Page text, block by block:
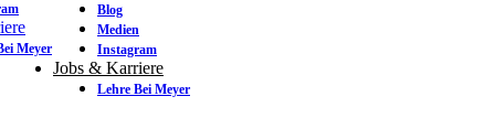
Blog
Medien
Instagram
Jobs & Karriere
Lehre Bei Meyer
Meyer